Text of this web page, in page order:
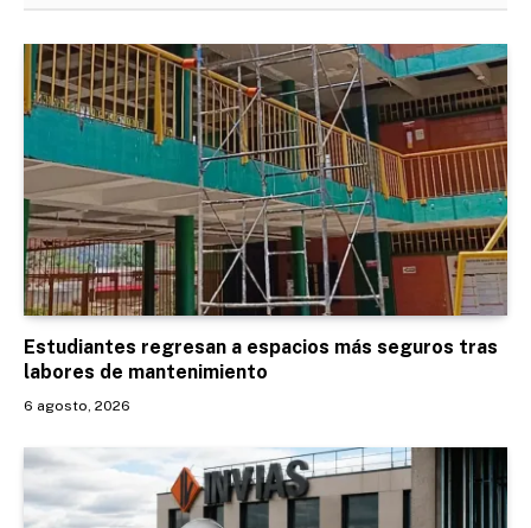
Estudiantes regresan a espacios más seguros tras
labores de mantenimiento
6 agosto, 2026